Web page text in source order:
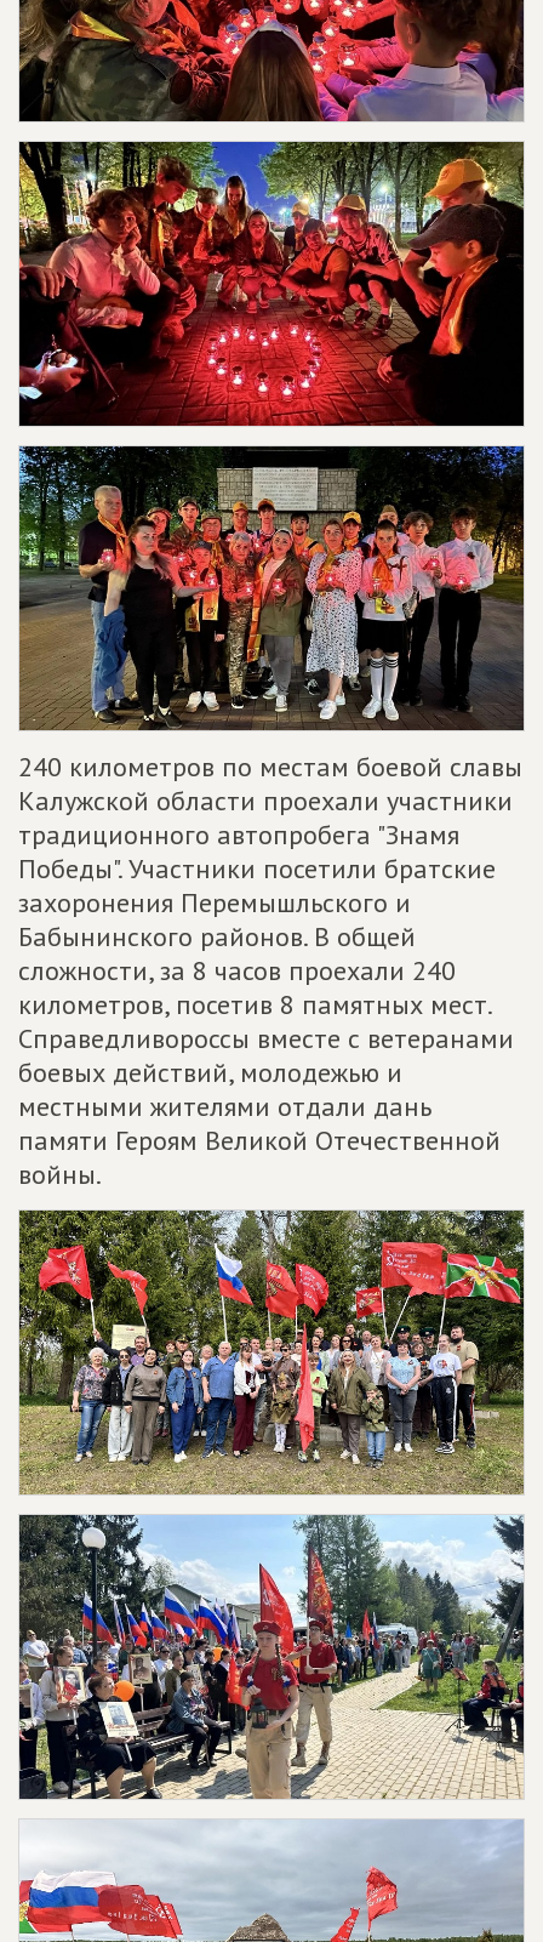
240 километров по местам боевой славы
Калужской области проехали участники
традиционного автопробега "Знамя
Победы". Участники посетили братские
захоронения Перемышльского и
Бабынинского районов. В общей
сложности, за 8 часов проехали 240
километров, посетив 8 памятных мест.
Справедливороссы вместе с ветеранами
боевых действий, молодежью и
местными жителями отдали дань
памяти Героям Великой Отечественной
войны.